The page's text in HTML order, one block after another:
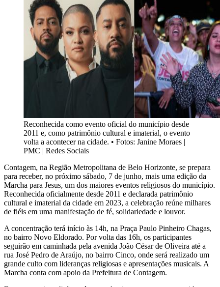
Reconhecida como evento oficial do município desde
2011 e, como patrimônio cultural e imaterial, o evento
volta a acontecer na cidade. • Fotos: Janine Moraes |
PMC | Redes Sociais
Contagem, na Região Metropolitana de Belo Horizonte, se prepara
para receber, no próximo sábado, 7 de junho, mais uma edição da
Marcha para Jesus, um dos maiores eventos religiosos do município.
Reconhecida oficialmente desde 2011 e declarada patrimônio
cultural e imaterial da cidade em 2023, a celebração reúne milhares
de fiéis em uma manifestação de fé, solidariedade e louvor.
A concentração terá início às 14h, na Praça Paulo Pinheiro Chagas,
no bairro Novo Eldorado. Por volta das 16h, os participantes
seguirão em caminhada pela avenida João César de Oliveira até a
rua José Pedro de Araújo, no bairro Cinco, onde será realizado um
grande culto com lideranças religiosas e apresentações musicais. A
Marcha conta com apoio da Prefeitura de Contagem.